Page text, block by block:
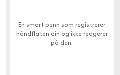
En smart penn som registrerer
håndflaten din og ikke reagerer
på den.